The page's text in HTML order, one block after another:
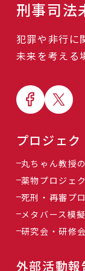
刑事司法
犯罪や非行に
未来を考える
プロジェク
丸ちゃん教授
薬物プロジェ
死刑・再審プ
メタバース模
研究会・研修会
外部活動報